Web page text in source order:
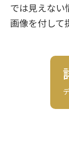
では見えない
画像を付して